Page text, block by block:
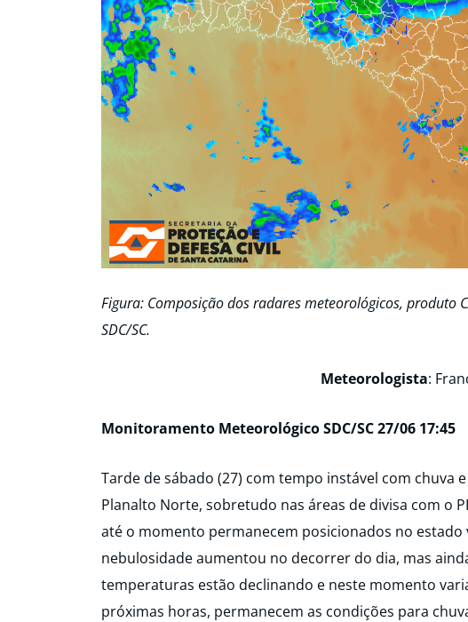
Figura: Composição dos radares meteorológicos, produto
SDC/SC.
Meteorologista:
Monitoramento Meteorológico SDC/SC 27/06 17:45
Tarde de sábado (27) com tempo instável com chuva
Planalto Norte, sobretudo nas áreas de divisa com o
até o momento permanecem posicionados no estado
nebulosidade aumentou no decorrer do dia, mas
temperaturas estão declinando e neste momento
próximas horas, permanecem as condições para